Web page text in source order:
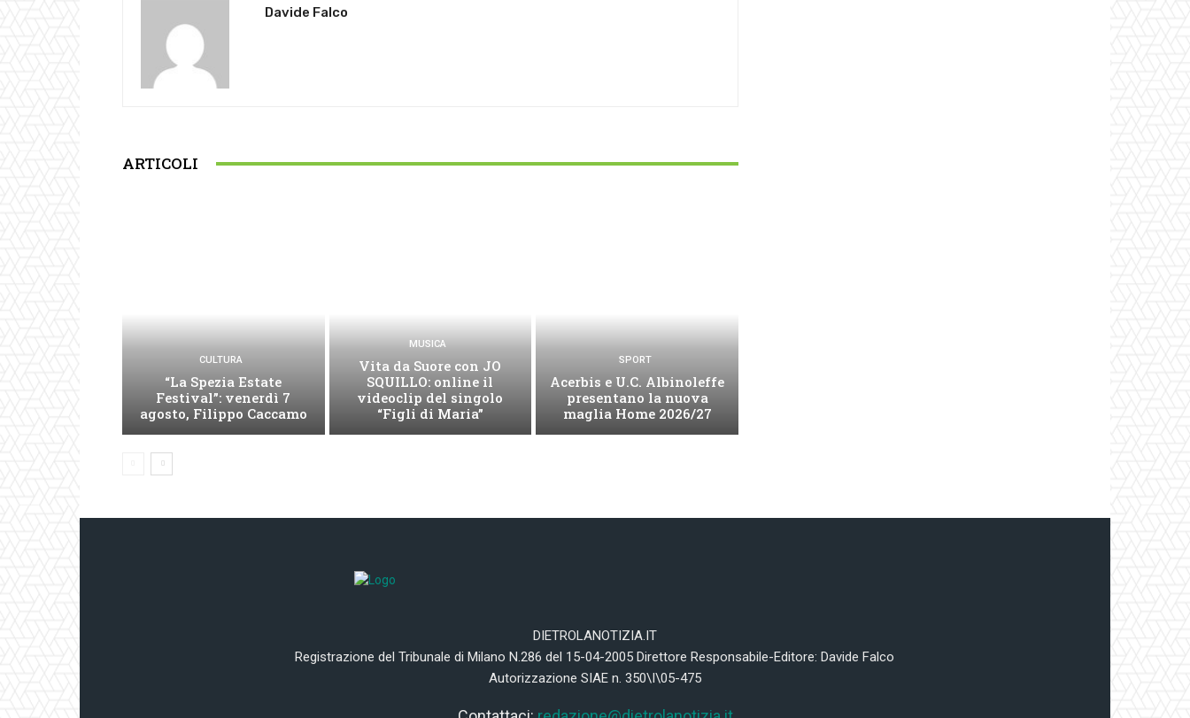
Davide Falco
ARTICOLI
CULTURA
“La Spezia Estate
Festival”: venerdì 7
agosto, Filippo Caccamo
MUSICA
Vita da Suore con JO
SQUILLO: online il
videoclip del singolo
“Figli di Maria”
SPORT
Acerbis e U.C. Albinoleffe
presentano la nuova
maglia Home 2026/27
DIETROLANOTIZIA.IT
Registrazione del Tribunale di Milano N.286 del 15-04-2005 Direttore Responsabile-Editore: Davide Falco
Autorizzazione SIAE n. 350\I\05-475